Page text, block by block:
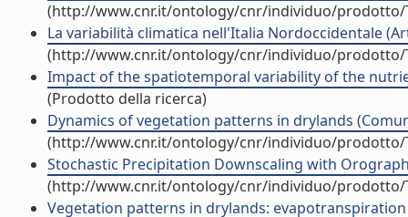
(http://www.cnr.it/ontology/cnr/individuo/prodotto/
La variabilità climatica nell'Italia Nordoccidentale
(http://www.cnr.it/ontology/cnr/individuo/prodotto/
Impact of the spatiotemporal variability of the
(Prodotto della ricerca)
Dynamics of vegetation patterns in drylands
(http://www.cnr.it/ontology/cnr/individuo/prodotto/
Stochastic Precipitation Downscaling with
(http://www.cnr.it/ontology/cnr/individuo/prodotto/
Vegetation patterns in drylands: